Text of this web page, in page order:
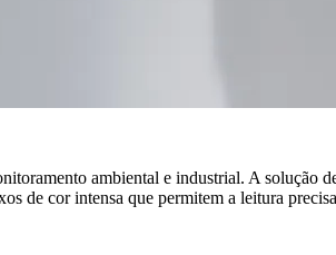
ambiental e industrial. A solução
de cor intensa que permitem a leitura